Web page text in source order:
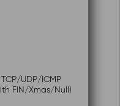
UDP/ICMP
FIN/Xmas/Null)